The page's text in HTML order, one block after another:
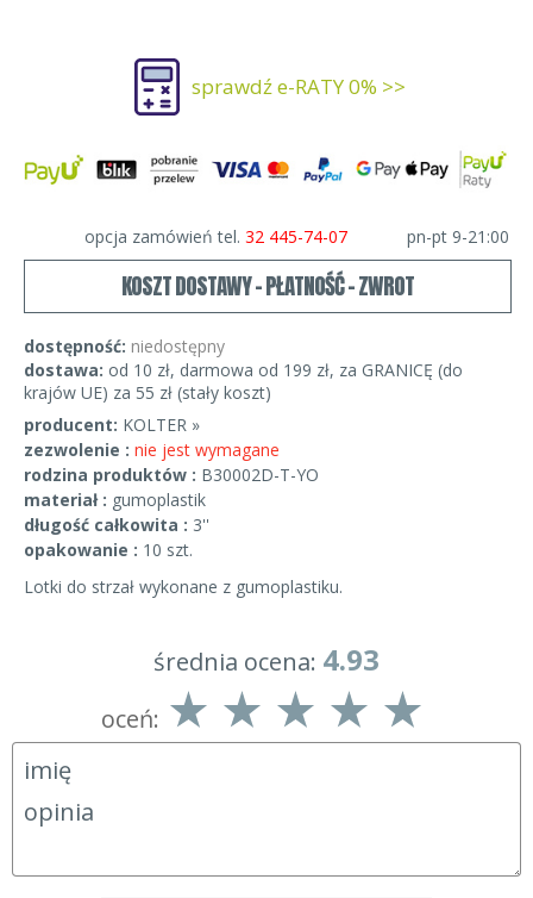
sprawdź e-RATY 0% >>
opcja zamówień tel. 32 445-74-07 pn-pt 9-21:00
KOSZT DOSTAWY - PŁATNOŚĆ - ZWROT
dostępność: niedostępny
dostawa: od 10 zł, darmowa od 199 zł, za GRANICĘ (do
krajów UE) za 55 zł (stały koszt)
producent: KOLTER »
zezwolenie : nie jest wymagane
rodzina produktów : B30002D-T-YO
materiał : gumoplastik
długość całkowita : 3''
opakowanie : 10 szt.
Lotki do strzał wykonane z gumoplastiku.
średnia ocena: 4.93
oceń: